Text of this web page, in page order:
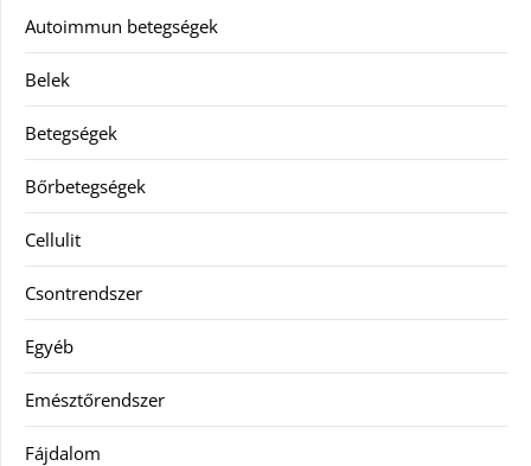
Autoimmun betegségek
Belek
Betegségek
Bőrbetegségek
Cellulit
Csontrendszer
Egyéb
Emésztőrendszer
Fájdalom